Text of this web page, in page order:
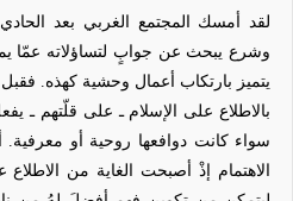
لقد أمسك المجتمع الغربي بعد
وشرع يبحث عن جوابٍ لتساؤلاته عمّا
يتميز بارتكاب أعمال وحشية كهذه. فقبل
بالاطلاع على الإسلام ـ على قلّتهم ـ
سواء كانت دوافعها روحية أو معرفية.
الاهتمام إذْ أصبحت الغاية من